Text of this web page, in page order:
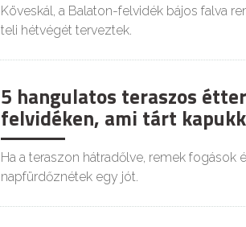
Köveskál, a Balaton-felvidék bájos falva
teli hétvégét terveztek.
5 hangulatos teraszos
felvidéken, ami tárt
Ha a teraszon hátradőlve, remek fogások
napfürdőznétek egy jót.